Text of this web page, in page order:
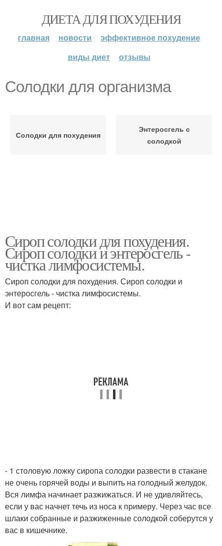
ДИЕТА ДЛЯ ПОХУДЕНИЯ
главная новости
эффективное похудение
виды диет
отзывы
Солодки для организма
Солодки для похудения
Энтеросгель с
солодкой
Сироп солодки для похудения.
Сироп солодки и энтеросгель -
чистка лимфосистемы.
Сироп солодки для похудения. Сироп солодки и
энтеросгель - чистка лимфосистемы.
И вот сам рецепт:
- 1 столовую ложку сиропа солодки развести в стакане
не очень горячей воды и выпить на голодный желудок.
Вся лимфа начинает разжижаться. И не удивляйтесь,
если у вас начнет течь из носа к примеру. Через час все
шлаки собранные и разжиженные солодкой соберутся у
вас в кишечнике.